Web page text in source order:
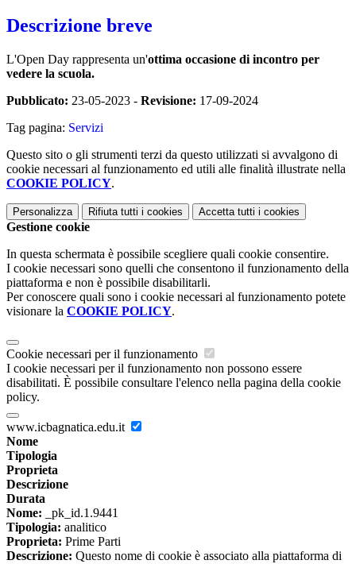
Descrizione breve
L'Open Day rappresenta un'ottima occasione di incontro per
vedere la scuola.
Pubblicato: 23-05-2023 - Revisione: 17-09-2024
Tag pagina: Servizi
Questo sito o gli strumenti terzi da questo utilizzati si avvalgono di
cookie necessari al funzionamento ed utili alle finalità illustrate nella
COOKIE POLICY.
Personalizza Rifiuta tutti i cookies Accetta tutti i cookies
Gestione cookie
In questa schermata è possibile scegliere quali cookie consentire.
I cookie necessari sono quelli che consentono il funzionamento della
piattaforma e non è possibile disabilitarli.
Per conoscere quali sono i cookie necessari al funzionamento potete
visionare la COOKIE POLICY.
Cookie necessari per il funzionamento
I cookie necessari per il funzionamento non possono essere
disabilitati. È possibile consultare l'elenco nella pagina della cookie
policy.
www.icbagnatica.edu.it
Nome
Tipologia
Proprieta
Descrizione
Durata
Nome: _pk_id.1.9441
Tipologia: analitico
Proprieta: Prime Parti
Descrizione: Questo nome di cookie è associato alla piattaforma di